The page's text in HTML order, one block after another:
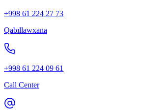
+998 61 224 27 73
Qabıllawxana
+998 61 224 09 61
Call Center